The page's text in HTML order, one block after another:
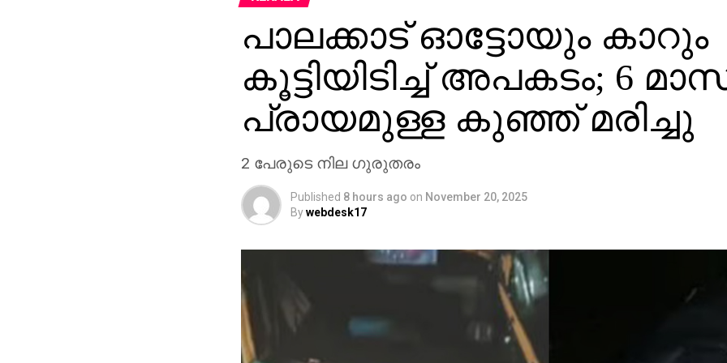
പാലക്കാട് ഓട്ടോയും കാറും
കൂട്ടിയിടിച്ച് അപകടം; 6
പ്രായമുള്ള കുഞ്ഞ് മരിച്ചു
2 പേരുടെ നില ഗുരുതരം
Published 8 hours ago on November 20, 2025
Bywebdesk17